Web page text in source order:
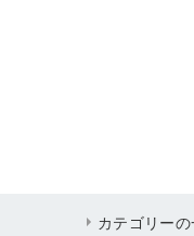
カテゴリーの